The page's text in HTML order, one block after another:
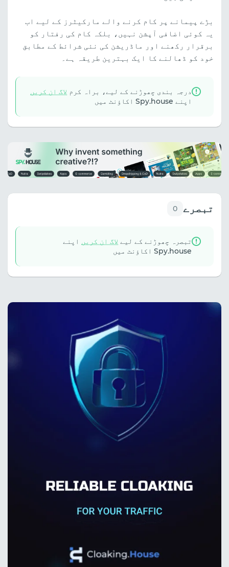
بڑے پیمانے پر کام کرنے والے مارکیٹرز کے لیے اب
یہ کوئی اضافی آپشن نہیں، بلکہ کام کی رفتار کو
برقرار رکھنے اور ماڈریشن کی نئی شرائط کے مطابق
خود کو ڈھالنے کا ایک بہترین طریقہ ہے۔
درجہ بندی چھوڑنے کے لیے، براہ کرم لاگ ان کریں
اپنے Spy.house اکاؤنٹ میں
تبصرے 0
تبصرہ چھوڑنے کے لیے لاگ ان کریں اپنے
Spy.house اکاؤنٹ میں